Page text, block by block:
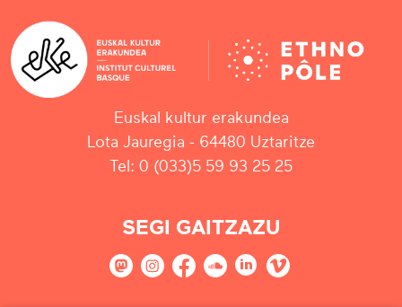
Euskal kultur erakundea
Lota Jauregia - 64480 Uztaritze
Tel: 0 (033)5 59 93 25 25
SEGI GAITZAZU